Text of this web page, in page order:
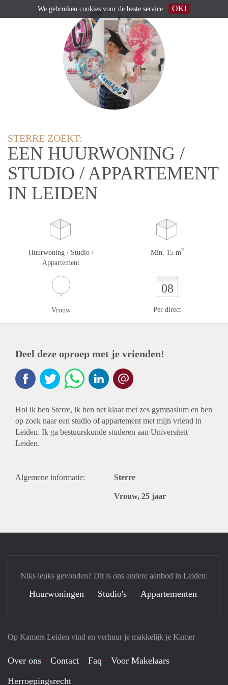
STERRE ZOEKT:
EEN HUURWONING /
STUDIO / APPARTEMENT
IN LEIDEN
Huurwoning / Studio /
Appartement
Min. 15 m2
Vrouw
08
Per direct
Deel deze oproep met je vrienden!
Hoi ik ben Sterre, ik ben net klaar met zes gymnasium en ben
op zoek naar een studio of appartement met mijn vriend in
Leiden. Ik ga bestuurskunde studeren aan Universiteit
Leiden.
Algemene informatie: Sterre
Vrouw, 25 jaar
Op Kamers Leiden vind en verhuur je makkelijk je Kamer
Over ons Contact Faq
Voor Makelaars
Herroepingsrecht
Niks leuks gevonden? Dit is ons andere aanbod in Leiden:
Huurwoningen Studio's Appartementen
We gebruiken cookies voor de beste service OK!